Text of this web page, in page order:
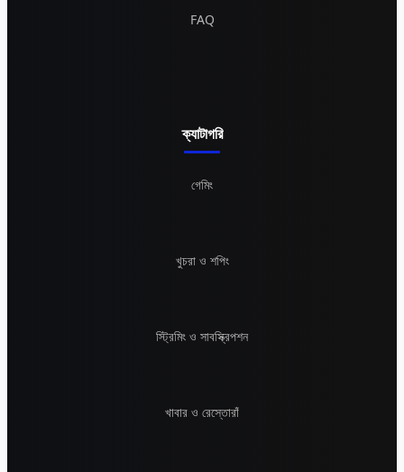
FAQ
ক্যাটাগরি
গেমিং
খুচরা ও শপিং
স্ট্রিমিং ও সাবস্ক্রিপশন
খাবার ও রেস্তোরাঁ